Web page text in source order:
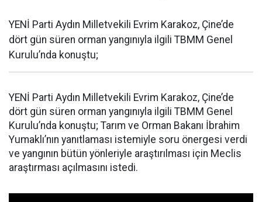
YENİ Parti Aydın Milletvekili Evrim Karakoz, Çine’de
dört gün süren orman yangınıyla ilgili TBMM Genel
Kurulu’nda konuştu;
YENİ Parti Aydın Milletvekili Evrim Karakoz, Çine’de
dört gün süren orman yangınıyla ilgili TBMM Genel
Kurulu’nda konuştu; Tarım ve Orman Bakanı İbrahim
Yumaklı’nın yanıtlaması istemiyle soru önergesi verdi
ve yangının bütün yönleriyle araştırılması için Meclis
araştırması açılmasını istedi.